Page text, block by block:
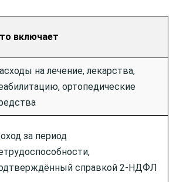
включает
на лечение, лекарства,
ортопедические
за период
справкой 2-НДФЛ